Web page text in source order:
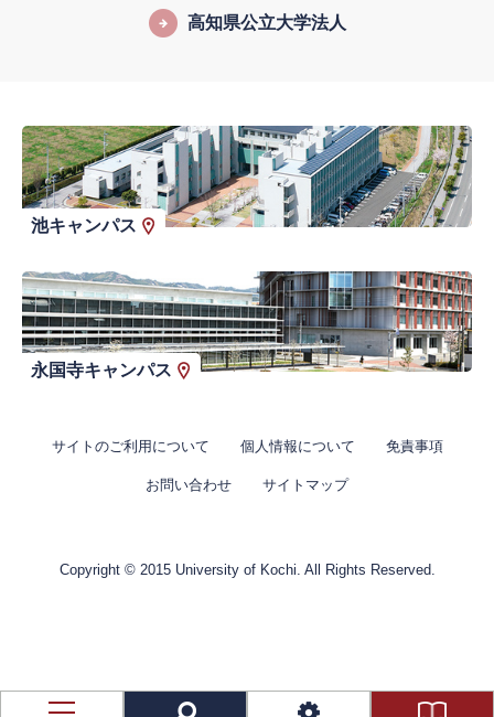
高知県公立大学法人
池キャンパス
永国寺キャンパス
サイトのご利用について 個人情報について 免責事項
お問い合わせ サイトマップ
Copyright © 2015 University of Kochi. All Rights Reserved.